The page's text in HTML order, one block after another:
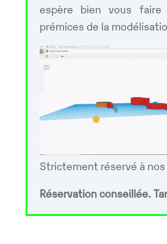
espère bien vous faire
prémices de la
Strictement réservé à
Réservation conseillée.